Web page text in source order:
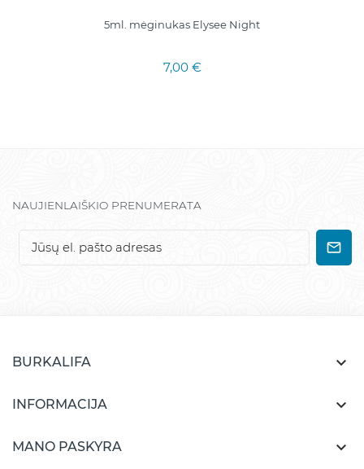
5ml. mėginukas Elysee Night
7,00 €
NAUJIENLAIŠKIO PRENUMERATA
BURKALIFA 
INFORMACIJA 
MANO PASKYRA 